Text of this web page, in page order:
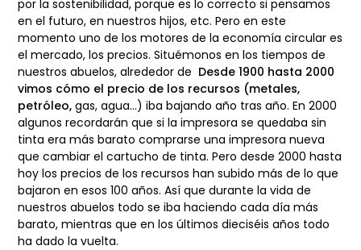
por la sostenibilidad, porque es lo correcto si pensamos
en el futuro,en nuestros hijos, etc. Pero en este
momento uno de los motores de la economía circulares
el mercado, los precios. Situémonos en los tiempos de
nuestros abuelos, alrededor de Desde 1900 hasta 2000
vimos cómo el precio de los recursos (metales,
petróleo,gas, agua…) iba bajando año tras año. En 2000
algunos recordarán que si la impresorase quedaba sin
tinta era más barato comprarse una impresora nueva
que cambiar elcartucho de tinta. Pero desde 2000 hasta
hoy los precios de los recursos han subido másde lo que
bajaron en esos 100 años. Así que durante la vida de
nuestros abuelos todose iba haciendo cada día más
barato, mientras que en los últimos dieciséis años todo
hadado la vuelta.